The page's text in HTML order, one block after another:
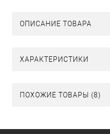
ОПИСАНИЕ ТОВАРА
ХАРАКТЕРИСТИКИ
ПОХОЖИЕ ТОВАРЫ (8)